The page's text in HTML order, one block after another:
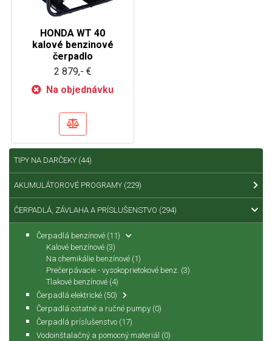
HONDA WT 40
kalové benzinové
čerpadlo
2 879,- €
Na objednávku
TIPY NA DARČEKY (44)
AKUMULÁTOROVÉ PROGRAMY (229)
ČERPADLÁ, ZÁVLAHA A PRÍSLUŠENSTVO (294)
Čerpadlá benzínové (11)
Kalové benzínové (3)
Na chemikálie benzínové (1)
Prečerpávacie - vysokoprietokové benz. (3)
Tlakové benzínové (4)
Čerpadlá elektrické (50)
Čerpadlá ostatné a ručné pumpy (0)
Čerpadlá príslušenstvo (17)
Vodoinštalačný a pomocný materiál (0)